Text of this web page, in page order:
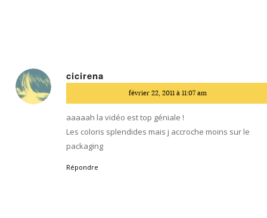
cicirena
:
février 22, 2011 à 11:07 am
aaaaah la vidéo est top géniale !
Les coloris splendides mais j accroche moins sur le
packaging
Répondre